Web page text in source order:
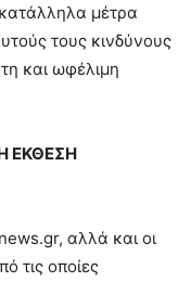
κατάλληλα μέτρα
τους κινδύνους
και ωφέλιμη
ΕΚΘΕΣΗ
αλλά και οι
τις οποίες